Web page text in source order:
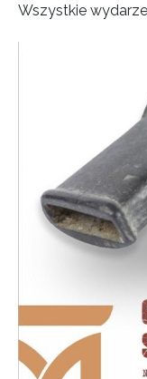
Wszystkie
Muzeum
Ziemi